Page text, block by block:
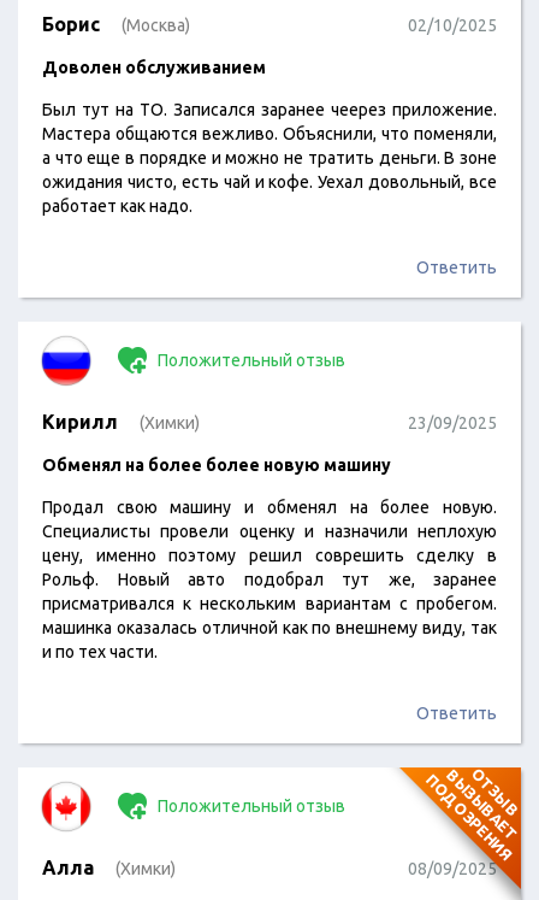
Борис (Москва) 02/10/2025
Доволен обслуживанием
Был тут на ТО. Записался заранее чеерез приложение.
Мастера общаются вежливо. Объяснили, что поменяли,
а что еще в порядке и можно не тратить деньги. В зоне
ожидания чисто, есть чай и кофе. Уехал довольный, все
работает как надо.
Ответить
Положительный отзыв
Кирилл (Химки) 23/09/2025
Обменял на более более новую машину
Продал свою машину и обменял на более новую.
Специалисты провели оценку и назначили неплохую
цену, именно поэтому решил соврешить сделку в
Рольф. Новый авто подобрал тут же, заранее
присматривался к нескольким вариантам с пробегом.
машинка оказалась отличной как по внешнему виду, так
и по тех части.
Ответить
О
Т
З
Ы
В
В
Ы
З
Ы
В
А
Е
Т
П
О
Д
О
З
Р
Е
Н
И
Я
Положительный отзыв
Алла (Химки) 08/09/2025